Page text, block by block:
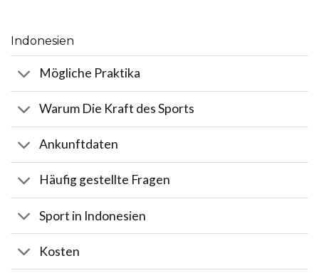
Indonesien
Mögliche Praktika
Warum Die Kraft des Sports
Ankunftdaten
Häufig gestellte Fragen
Sport in Indonesien
Kosten